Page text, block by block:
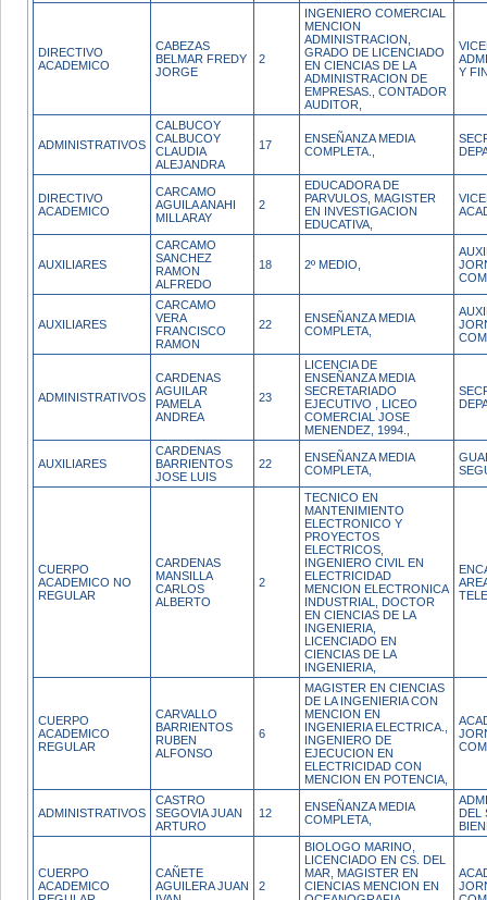
DIRECTIVO
ACADEMICO
CABEZAS
BELMAR FREDY
JORGE
2
INGENIERO COMERCIAL
MENCION
ADMINISTRACION,
GRADO DE LICENCIADO
EN CIENCIAS DE LA
ADMINISTRACION DE
EMPRESAS., CONTADOR
AUDITOR,
Y
ADMINISTRATIVOS
CALBUCOY
CALBUCOY
CLAUDIA
ALEJANDRA
17
ENSEÑANZA MEDIA
COMPLETA.,
DIRECTIVO
ACADEMICO
CARCAMO
AGUILA ANAHI
MILLARAY
2
EDUCADORA DE
PARVULOS, MAGISTER
EN INVESTIGACION
EDUCATIVA,
AUXILIARES
CARCAMO
SANCHEZ
RAMON
ALFREDO
18 2º MEDIO,
AUXILIARES
CARCAMO
VERA
FRANCISCO
RAMON
22
ENSEÑANZA MEDIA
COMPLETA,
ADMINISTRATIVOS
CARDENAS
AGUILAR
PAMELA
ANDREA
23
LICENCIA DE
ENSEÑANZA MEDIA
SECRETARIADO
EJECUTIVO , LICEO
COMERCIAL JOSE
MENENDEZ, 1994.,
AUXILIARES
CARDENAS
BARRIENTOS
JOSE LUIS
22
ENSEÑANZA MEDIA
COMPLETA,
CUERPO
ACADEMICO NO
REGULAR
CARDENAS
MANSILLA
CARLOS
ALBERTO
2
TECNICO EN
MANTENIMIENTO
ELECTRONICO Y
PROYECTOS
ELECTRICOS,
INGENIERO CIVIL EN
ELECTRICIDAD
MENCION ELECTRONICA
INDUSTRIAL, DOCTOR
EN CIENCIAS DE LA
INGENIERIA,
LICENCIADO EN
CIENCIAS DE LA
INGENIERIA,
CUERPO
ACADEMICO
REGULAR
CARVALLO
BARRIENTOS
RUBEN
ALFONSO
6
MAGISTER EN CIENCIAS
DE LA INGENIERIA CON
MENCION EN
INGENIERIA ELECTRICA.,
INGENIERO DE
EJECUCION EN
ELECTRICIDAD CON
MENCION EN POTENCIA,
ADMINISTRATIVOS
CASTRO
SEGOVIA JUAN
ARTURO
12
ENSEÑANZA MEDIA
COMPLETA,
DEL
CUERPO
ACADEMICO
CAÑETE
AGUILERA JUAN
2
BIOLOGO MARINO,
LICENCIADO EN CS. DEL
MAR, MAGISTER EN
CIENCIAS MENCION EN